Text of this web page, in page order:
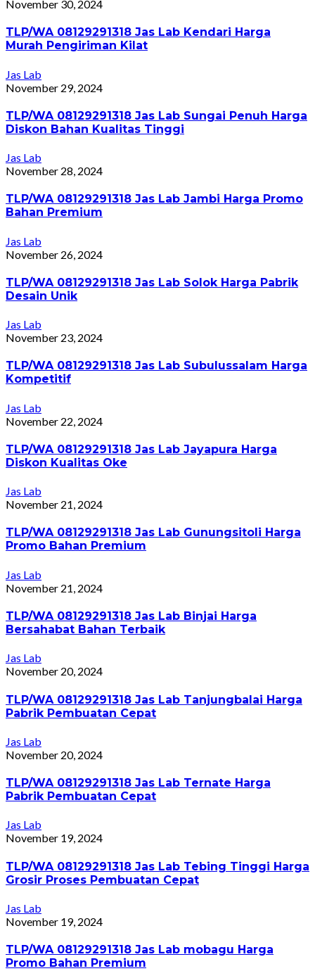
November 30, 2024
TLP/WA 08129291318 Jas Lab Kendari Harga
Murah Pengiriman Kilat
Jas Lab
November 29, 2024
TLP/WA 08129291318 Jas Lab Sungai Penuh Harga
Diskon Bahan Kualitas Tinggi
Jas Lab
November 28, 2024
TLP/WA 08129291318 Jas Lab Jambi Harga Promo
Bahan Premium
Jas Lab
November 26, 2024
TLP/WA 08129291318 Jas Lab Solok Harga Pabrik
Desain Unik
Jas Lab
November 23, 2024
TLP/WA 08129291318 Jas Lab Subulussalam Harga
Kompetitif
Jas Lab
November 22, 2024
TLP/WA 08129291318 Jas Lab Jayapura Harga
Diskon Kualitas Oke
Jas Lab
November 21, 2024
TLP/WA 08129291318 Jas Lab Gunungsitoli Harga
Promo Bahan Premium
Jas Lab
November 21, 2024
TLP/WA 08129291318 Jas Lab Binjai Harga
Bersahabat Bahan Terbaik
Jas Lab
November 20, 2024
TLP/WA 08129291318 Jas Lab Tanjungbalai Harga
Pabrik Pembuatan Cepat
Jas Lab
November 20, 2024
TLP/WA 08129291318 Jas Lab Ternate Harga
Pabrik Pembuatan Cepat
Jas Lab
November 19, 2024
TLP/WA 08129291318 Jas Lab Tebing Tinggi Harga
Grosir Proses Pembuatan Cepat
Jas Lab
November 19, 2024
TLP/WA 08129291318 Jas Lab mobagu Harga
Promo Bahan Premium